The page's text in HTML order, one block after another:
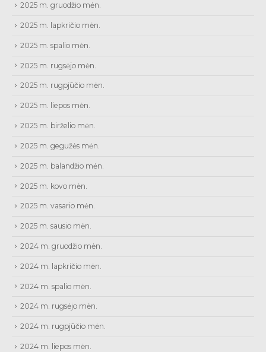
2025 m. gruodžio mėn.
2025 m. lapkričio mėn.
2025 m. spalio mėn.
2025 m. rugsėjo mėn.
2025 m. rugpjūčio mėn.
2025 m. liepos mėn.
2025 m. birželio mėn.
2025 m. gegužės mėn.
2025 m. balandžio mėn.
2025 m. kovo mėn.
2025 m. vasario mėn.
2025 m. sausio mėn.
2024 m. gruodžio mėn.
2024 m. lapkričio mėn.
2024 m. spalio mėn.
2024 m. rugsėjo mėn.
2024 m. rugpjūčio mėn.
2024 m. liepos mėn.